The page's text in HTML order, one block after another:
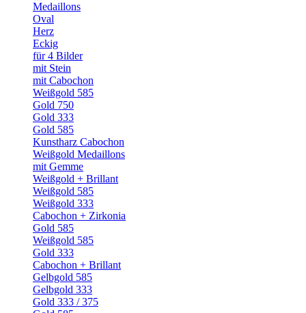
Medaillons
Oval
Herz
Eckig
für 4 Bilder
mit Stein
mit Cabochon
Weißgold 585
Gold 750
Gold 333
Gold 585
Kunstharz Cabochon
Weißgold Medaillons
mit Gemme
Weißgold + Brillant
Weißgold 585
Weißgold 333
Cabochon + Zirkonia
Gold 585
Weißgold 585
Gold 333
Cabochon + Brillant
Gelbgold 585
Gelbgold 333
Gold 333 / 375